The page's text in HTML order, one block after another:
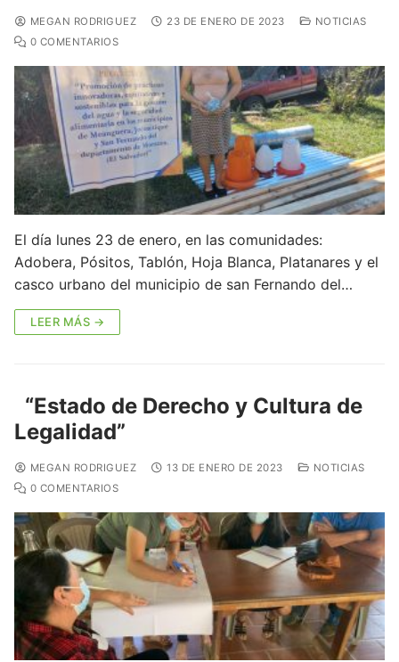
MEGAN RODRIGUEZ 23 DE ENERO DE 2023
NOTICIAS
0 COMENTARIOS
El día lunes 23 de enero, en las comunidades:
Adobera, Pósitos, Tablón, Hoja Blanca, Platanares y el
casco urbano del municipio de san Fernando del…
LEER MÁS →
“Estado de Derecho y Cultura de
Legalidad”
MEGAN RODRIGUEZ 13 DE ENERO DE 2023
NOTICIAS
0 COMENTARIOS